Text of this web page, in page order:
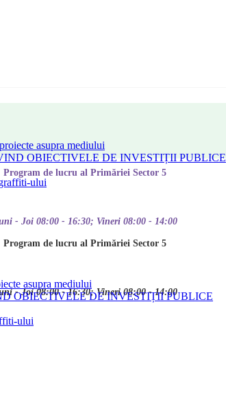
asupra mediului
OBIECTIVELE DE INVESTIȚII PUBLICE
ului
Program de lucru al Primăriei Sector 5
- Joi 08:00 - 16:30; Vineri 08:00 - 14:00
Program de lucru al Primăriei Sector 5
- Joi 08:00 - 16:30; Vineri 08:00 - 14:00
asupra mediului
OBIECTIVELE DE INVESTIȚII PUBLICE
ului